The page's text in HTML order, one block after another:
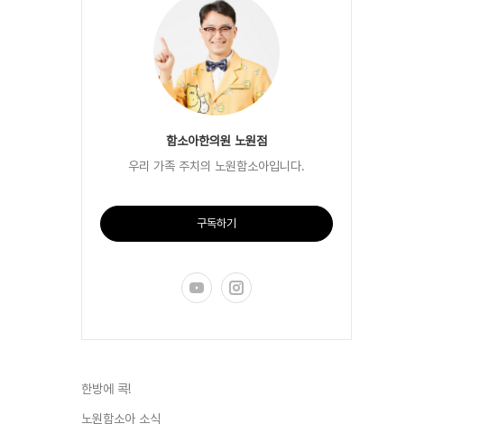
함소아한의원 노원점
우리 가족 주치의 노원함소아입니다.
구독하기
한방에 콕!
노원함소아 소식